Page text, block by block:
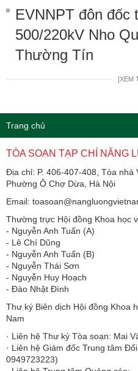
EVNNPT đôn đốc
500/220kV Nho
Thường Tín
[XEM
Trang chủ
TÒA SOẠN TẠP CHÍ NĂNG
Địa chỉ: P. 406-407-408, Tòa nhà
Phường Ô Chợ Dừa, Hà Nội
Email:
Thường trực Hội đồng Khoa học
​​​​​​- Nguyễn Anh Tuấn (A)
- Lê Chí Dũng
- Nguyễn Anh Tuấn (B)
- Nguyễn Thái Sơn
- Nguyễn Huy Hoạch
- Đào Nhật Đình
Thư ký Biên dịch Hội đồng Khoa
Nam
· Liên hệ Thư ký Tòa soạn: Mai
· Liên hệ Giám đốc Trung tâm
0949723223)